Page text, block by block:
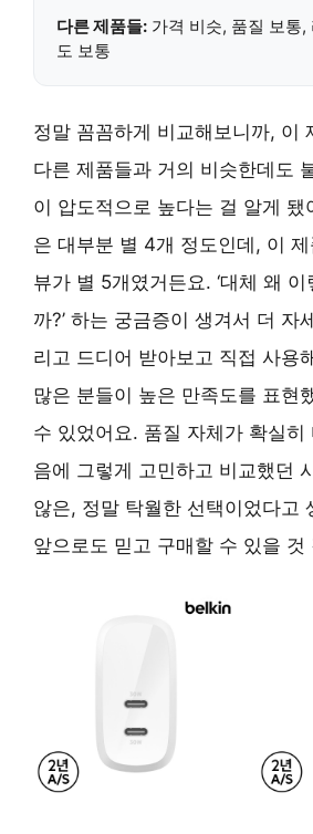
다른 제품들: 가격 비슷, 품질 보통,
도 보통
정말 꼼꼼하게 비교해보니까, 이
다른 제품들과 거의 비슷한데도
이 압도적으로 높다는 걸 알게 됐
은 대부분 별 4개 정도인데, 이
뷰가 별 5개였거든요. ‘대체 왜
까?’ 하는 궁금증이 생겨서 더 자
리고 드디어 받아보고 직접 사용
많은 분들이 높은 만족도를 표현
수 있었어요. 품질 자체가 확실히
음에 그렇게 고민하고 비교했던
않은, 정말 탁월한 선택이었다고
앞으로도 믿고 구매할 수 있을 것